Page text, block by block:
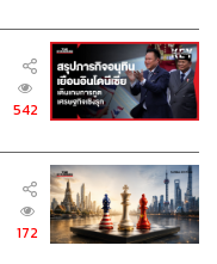
542
172